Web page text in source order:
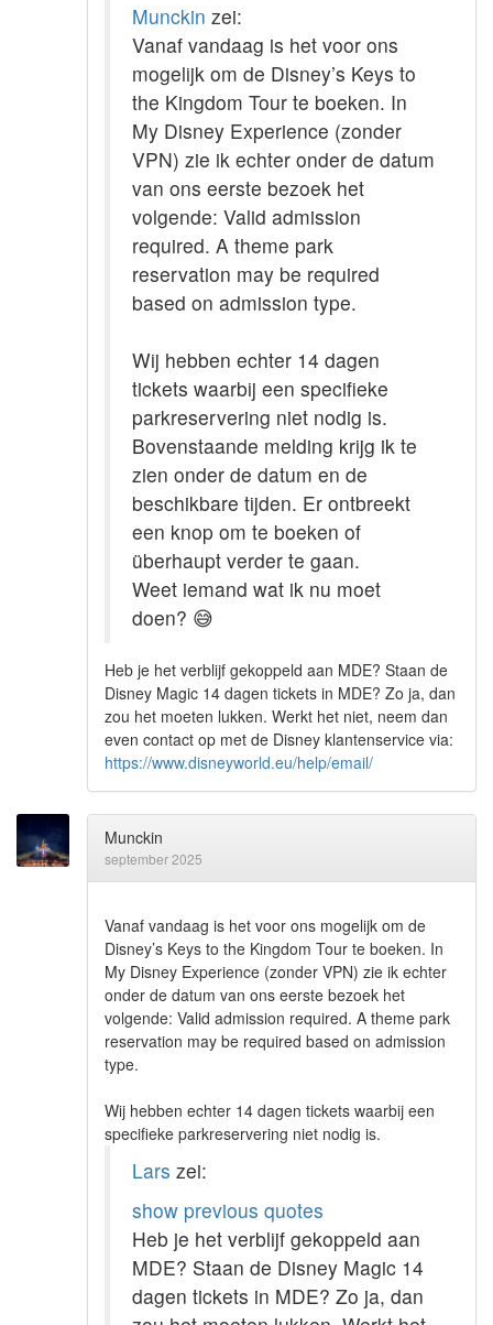
Munckin zei:
Vanaf vandaag is het voor ons
mogelijk om de Disney’s Keys to
the Kingdom Tour te boeken. In
My Disney Experience (zonder
VPN) zie ik echter onder de datum
van ons eerste bezoek het
volgende: Valid admission
required. A theme park
reservation may be required
based on admission type.
Wij hebben echter 14 dagen
tickets waarbij een specifieke
parkreservering niet nodig is.
Bovenstaande melding krijg ik te
zien onder de datum en de
beschikbare tijden. Er ontbreekt
een knop om te boeken of
überhaupt verder te gaan.
Weet iemand wat ik nu moet
doen? 😅
Heb je het verblijf gekoppeld aan MDE? Staan de
Disney Magic 14 dagen tickets in MDE? Zo ja, dan
zou het moeten lukken. Werkt het niet, neem dan
even contact op met de Disney klantenservice via:
https://www.disneyworld.eu/help/email/
Munckin
september 2025
Vanaf vandaag is het voor ons mogelijk om de
Disney’s Keys to the Kingdom Tour te boeken. In
My Disney Experience (zonder VPN) zie ik echter
onder de datum van ons eerste bezoek het
volgende: Valid admission required. A theme park
reservation may be required based on admission
type.
Wij hebben echter 14 dagen tickets waarbij een
specifieke parkreservering niet nodig is.
Lars zei:
show previous quotes
Heb je het verblijf gekoppeld aan
MDE? Staan de Disney Magic 14
dagen tickets in MDE? Zo ja, dan